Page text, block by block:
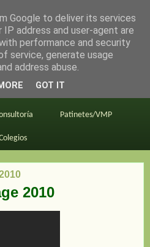
Primeros consejos
Patinetes/VMP
2010
Google to deliver its services
address and user-agent are
performance and security
service, generate usage
address abuse.
GOT IT